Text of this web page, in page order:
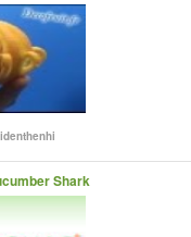
Shark